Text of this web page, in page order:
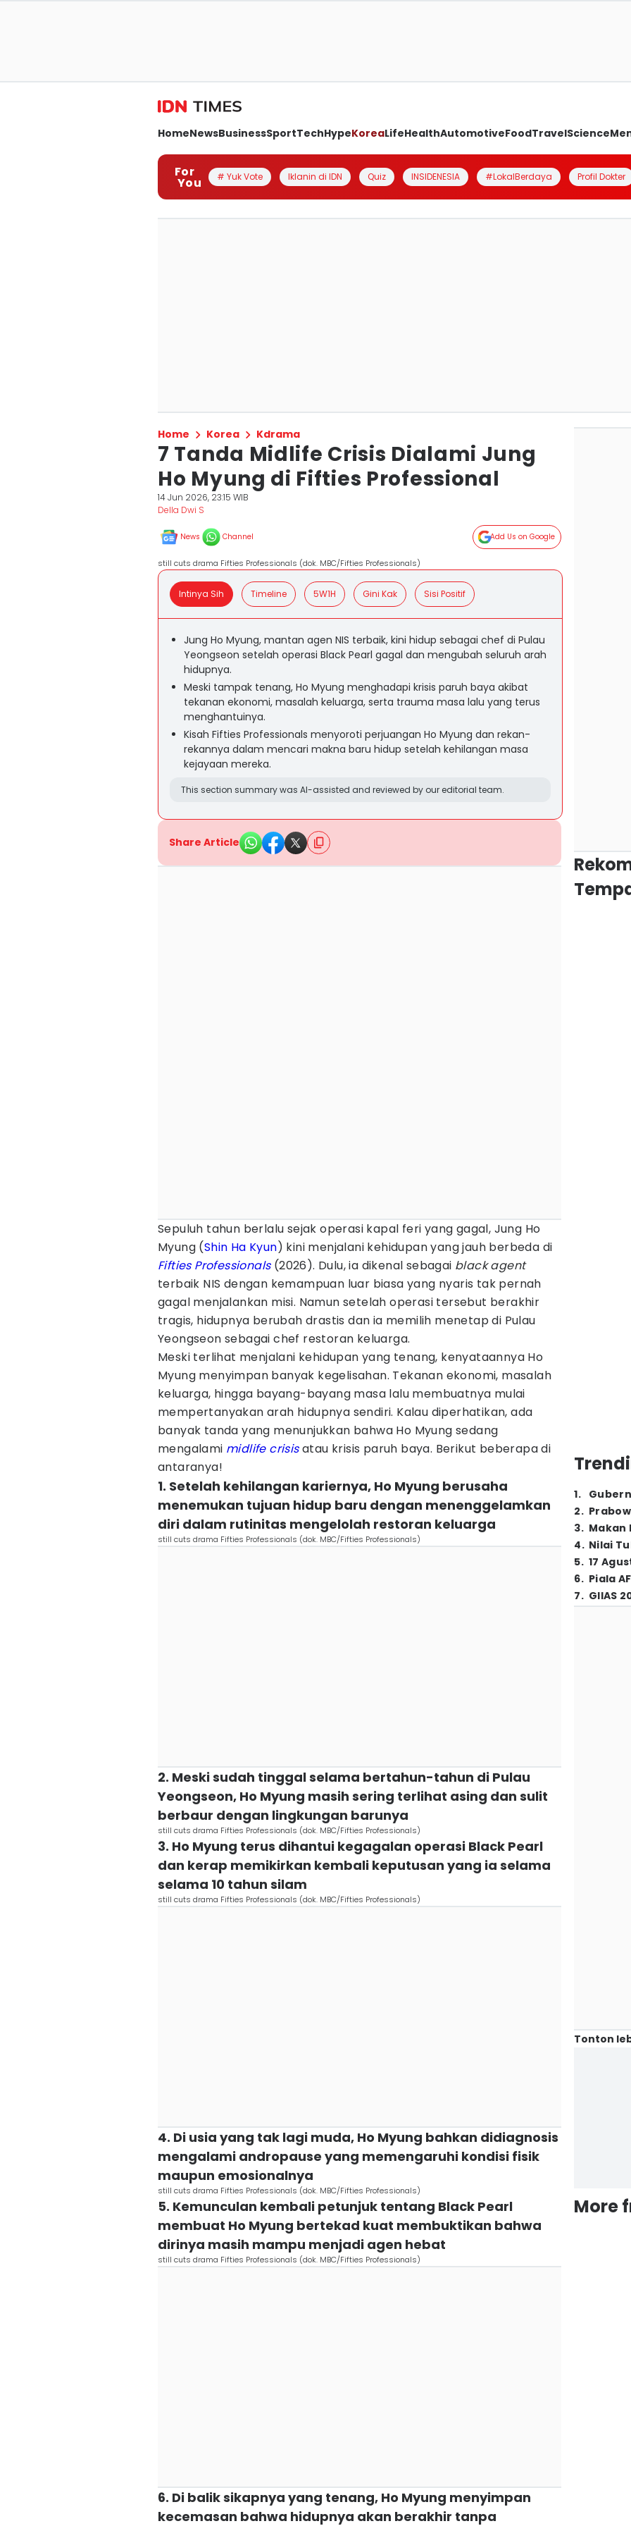
HomeNewsBusinessSportTechHypeKoreaLifeHealthAutomotiveFoodTravelScience
For
You # Yuk Vote Iklanin di IDN Quiz INSIDENESIA #LokalBerdaya Profil Dokter
Home Korea Kdrama
7 Tanda Midlife Crisis Dialami Jung
Ho Myung di Fifties Professional
14 Jun 2026, 23:15 WIB
Della Dwi S
News Channel Add Us on Google
still cuts drama Fifties Professionals (dok. MBC/Fifties Professionals)
Intinya Sih Timeline 5W1H Gini Kak Sisi Positif
Jung Ho Myung, mantan agen NIS terbaik, kini hidup sebagai chef di Pulau
Yeongseon setelah operasi Black Pearl gagal dan mengubah seluruh arah
hidupnya.
Meski tampak tenang, Ho Myung menghadapi krisis paruh baya akibat
tekanan ekonomi, masalah keluarga, serta trauma masa lalu yang terus
menghantuinya.
Kisah Fifties Professionals menyoroti perjuangan Ho Myung dan rekan-
rekannya dalam mencari makna baru hidup setelah kehilangan masa
kejayaan mereka.
This section summary was AI-assisted and reviewed by our editorial team.
Share Article
Sepuluh tahun berlalu sejak operasi kapal feri yang gagal, Jung Ho
Myung (Shin Ha Kyun) kini menjalani kehidupan yang jauh berbeda di
Fifties Professionals(2026). Dulu, ia dikenal sebagai black agent
terbaik NIS dengan kemampuan luar biasa yang nyaris tak pernah
gagal menjalankan misi. Namun setelah operasi tersebut berakhir
tragis, hidupnya berubah drastis dan ia memilih menetap di Pulau
Yeongseon sebagai chef restoran keluarga.
Meski terlihat menjalani kehidupan yang tenang, kenyataannya Ho
Myung menyimpan banyak kegelisahan. Tekanan ekonomi, masalah
keluarga, hingga bayang-bayang masa lalu membuatnya mulai
mempertanyakan arah hidupnya sendiri. Kalau diperhatikan, ada
banyak tanda yang menunjukkan bahwa Ho Myung sedang
mengalami midlife crisisatau krisis paruh baya. Berikut beberapa di
antaranya!
1. Setelah kehilangan kariernya, Ho Myung berusaha
menemukan tujuan hidup baru dengan menenggelamkan
diri dalam rutinitas mengelolah restoran keluarga
still cuts drama Fifties Professionals (dok. MBC/Fifties Professionals)
2. Meski sudah tinggal selama bertahun-tahun di Pulau
Yeongseon, Ho Myung masih sering terlihat asing dan sulit
berbaur dengan lingkungan barunya
still cuts drama Fifties Professionals (dok. MBC/Fifties Professionals)
3. Ho Myung terus dihantui kegagalan operasi Black Pearl
dan kerap memikirkan kembali keputusan yang ia selama
selama 10 tahun silam
still cuts drama Fifties Professionals (dok. MBC/Fifties Professionals)
4. Di usia yang tak lagi muda, Ho Myung bahkan didiagnosis
mengalami andropause yang memengaruhi kondisi fisik
maupun emosionalnya
still cuts drama Fifties Professionals (dok. MBC/Fifties Professionals)
5. Kemunculan kembali petunjuk tentang Black Pearl
membuat Ho Myung bertekad kuat membuktikan bahwa
dirinya masih mampu menjadi agen hebat
still cuts drama Fifties Professionals (dok. MBC/Fifties Professionals)
6. Di balik sikapnya yang tenang, Ho Myung menyimpan
kecemasan bahwa hidupnya akan berakhir tanpa
1.
2.
3. Makan
4. Nilai
5. 17
6. Piala
7. GIIAS
Tonton
More